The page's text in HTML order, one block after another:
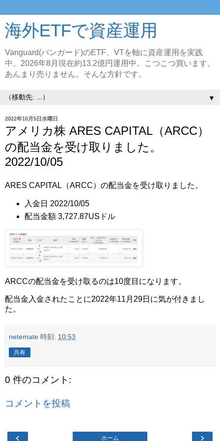
海外ETFで資産運用
Vanguard(バンガード)のETF、VTを軸に資産運用を実践
中。2026年8月現在約13.2億円運用中。こつこつ買います。
あんまり売りません。そんな方針です。
▼
2022年10月5日水曜日
アメリカ株 ARES CAPITAL（ARCC）
の配当金を受け取りました。
2022/10/05
ARES CAPITAL（ARCC）の配当金を受け取りました。
入金日 2022/10/05
配当金額 3,727.87USドル
ARCCの配当金を受け取るのは10度目になります。
配当金入金されたことに2022年11月29日に気が付きまし
た。
netemate 時刻: 10:53
共有
0 件のコメント:
コメントを投稿
‹ ›
ホーム